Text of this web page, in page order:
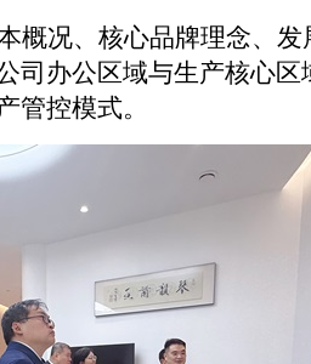
概况、核心品牌理念、
司办公区域与生产核心
管控模式。